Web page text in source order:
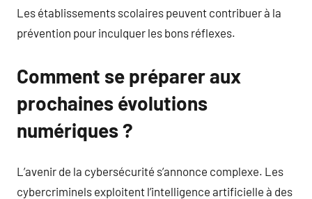
Les établissements scolaires peuvent contribuer à la
prévention pour inculquer les bons réflexes.
Comment se préparer aux
prochaines évolutions
numériques ?
L’avenir de la cybersécurité s’annonce complexe. Les
cybercriminels exploitent l’intelligence artificielle à des